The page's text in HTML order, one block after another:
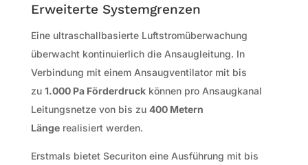
Erweiterte Systemgrenzen
Eine ultraschallbasierte Luftstromüberwachung
überwacht kontinuierlich die Ansaugleitung. In
Verbindung mit einem Ansaugventilator mit bis
zu 1.000 Pa Förderdruckkönnen pro Ansaugkanal
Leitungsnetze von bis zu 400 Metern
Längerealisiert werden.
Erstmals bietet Securiton eine Ausführung mit bis